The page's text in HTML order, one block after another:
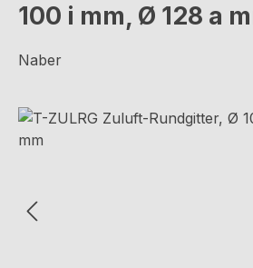
100 i mm, Ø 128 a
Naber
Bildergalerie überspringen